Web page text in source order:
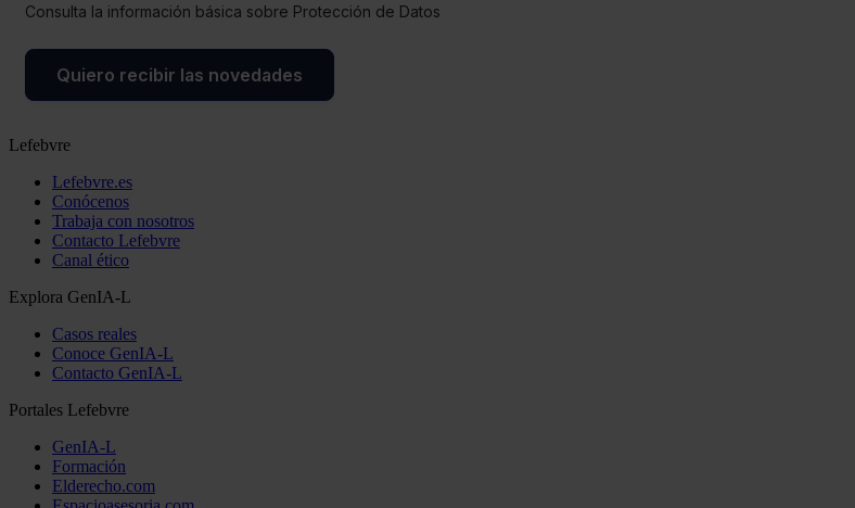
Consulta la información básica sobre Protección de Datos
Quiero recibir las novedades
Lefebvre
Lefebvre.es
Conócenos
Trabaja con nosotros
Contacto Lefebvre
Canal ético
Explora GenIA-L
Casos reales
Conoce GenIA-L
Contacto GenIA-L
Portales Lefebvre
GenIA-L
Formación
Elderecho.com